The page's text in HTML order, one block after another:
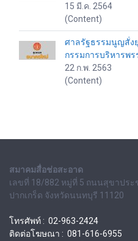
15 มี.ค. 2564
(Content)
ศาลรัฐธรรมนูญสั่ง
กรรมการบริหารพร
22 ก.พ. 2563
(Content)
สมาคมสื่อช่อสะอาด
เลขที่ 18/882 หมู่ที่ 5 ถนนสุขาประ
ปากเกร็ด จังหวัดนนทบุรี 11120
โทรศัพท์ : 02-963-2424
ติดต่อโฆษณา : 081-616-6955